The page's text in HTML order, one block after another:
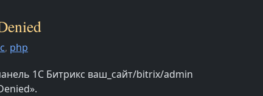
, php
1С Битрикс ваш_сайт/bitrix/admin